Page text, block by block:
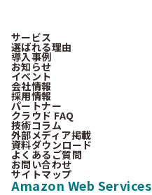
サービス
選ばれる理由
導入事例
お知らせ
イベント
会社情報
採用情報
パートナー
クラウド FAQ
技術コラム
外部メディア掲載
資料ダウンロード
よくあるご質問
お問い合わせ
サイトマップ
Amazon Web Services